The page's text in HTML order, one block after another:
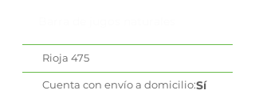
Rioja 475
Cuenta con envío a domicilio:Sí